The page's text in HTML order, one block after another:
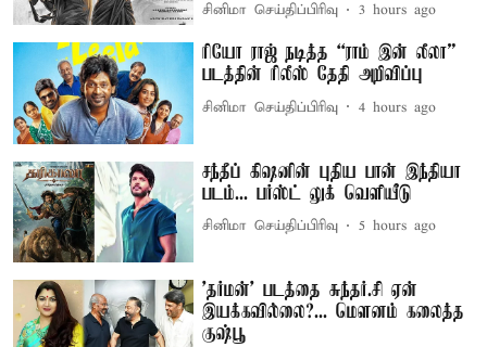
சினிமா செய்திப்பிரிவு 3 hours ago
ரியோ ராஜ் நடித்த “ராம் இன் லீலா”
படத்தின் ரிலீஸ் தேதி அறிவிப்பு
சினிமா செய்திப்பிரிவு 4 hours ago
சந்தீப் கிஷனின் புதிய பான் இந்தியா
படம்... பர்ஸ்ட் லுக் வெளியீடு
சினிமா செய்திப்பிரிவு 5 hours ago
'தர்மன்' படத்தை சுந்தர்.சி ஏன்
இயக்கவில்லை?... மௌனம் கலைத்த
குஷ்பூ